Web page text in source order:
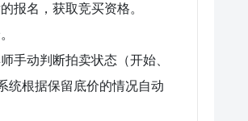
报名，获取竞买资格。
动判断拍卖状态（开始、
统根据保留底价的情况自动